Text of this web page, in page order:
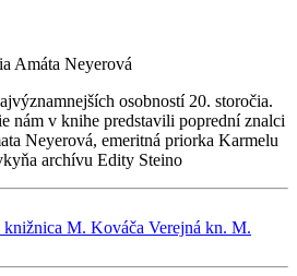
Amáta Neyerová
osobností 20. storočia.
nám v knihe predstavili poprední znalci
Neyerová, emeritná priorka Karmelu
archívu Edity Steino
knižnica M. Kováča Verejná kn. M.